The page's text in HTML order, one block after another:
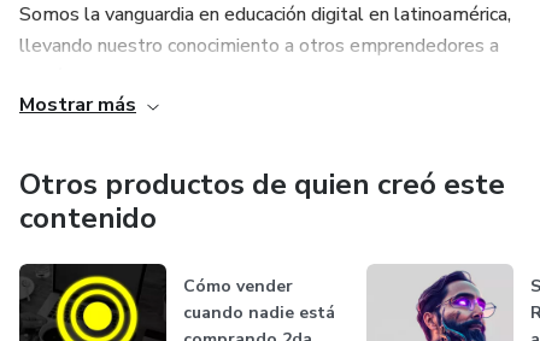
Somos la vanguardia en educación digital en latinoamérica,
llevando nuestro conocimiento a otros emprendedores a
Mostrar más
Otros productos de quien creó este
contenido
Cómo vender
cuando nadie está